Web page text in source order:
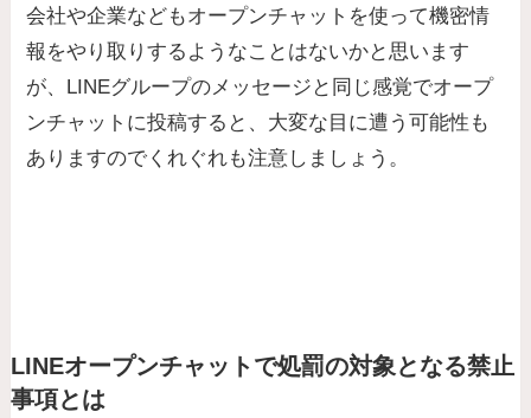
会社や企業などもオープンチャットを使って機密情
報をやり取りするようなことはないかと思います
が、LINEグループのメッセージと同じ感覚でオープ
ンチャットに投稿すると、大変な目に遭う可能性も
ありますのでくれぐれも注意しましょう。
LINEオープンチャットで処罰の対象となる禁止
事項とは